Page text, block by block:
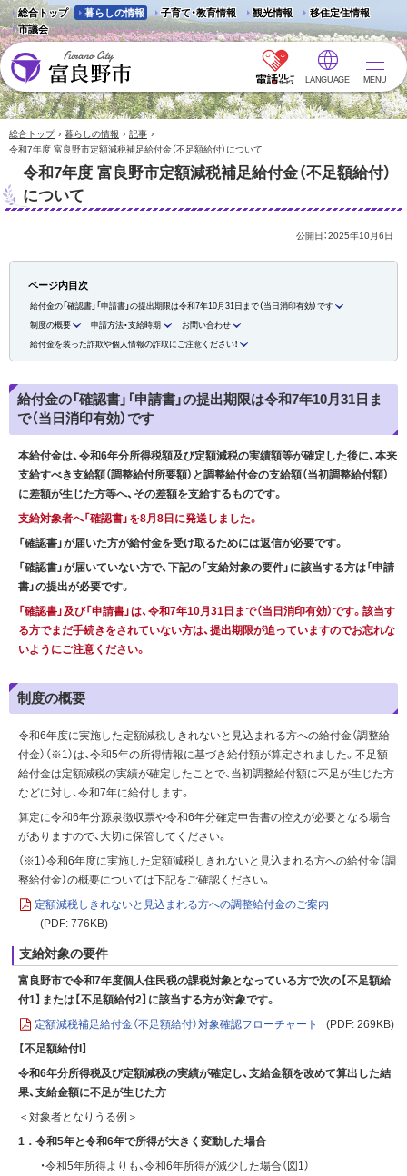
総合トップ 暮らしの情報 子育て・教育情報 観光情報
移住定住情報
市議会
富良野市 - Frano City
LANGUAGE MENU
総合トップ › 暮らしの情報 › 記事 ›
令和7年度 富良野市定額減税補足給付金（不足額給付）について
令和7年度 富良野市定額減税補足給付金（不足額給付）
について
公開日：2025年10月6日
ページ内目次
給付金の「確認書」「申請書」の提出期限は令和7年10月31日まで（当日消印有効）です
制度の概要 申請方法・支給時期 お問い合わせ
給付金を装った詐欺や個人情報の詐取にご注意ください！
給付金の「確認書」「申請書」の提出期限は令和7年10月31日ま
で（当日消印有効）です
本給付金は、令和6年分所得税額及び定額減税の実績額等が確定した後に、本来
支給すべき支給額（調整給付所要額）と調整給付金の支給額（当初調整給付額）
に差額が生じた方等へ、その差額を支給するものです。
支給対象者へ「確認書」を8月8日に発送しました。
「確認書」が届いた方が給付金を受け取るためには返信が必要です。
「確認書」が届いていない方で、下記の「支給対象の要件」に該当する方は「申請
書」の提出が必要です。
「確認書」及び「申請書」は、令和7年10月31日まで（当日消印有効）です。該当す
る方でまだ手続きをされていない方は、提出期限が迫っていますのでお忘れな
いようにご注意ください。
制度の概要
令和6年度に実施した定額減税しきれないと見込まれる方への給付金（調整給
付金）（※1）は、令和5年の所得情報に基づき給付額が算定されました。不足額
給付金は定額減税の実績が確定したことで、当初調整給付額に不足が生じた方
などに対し、令和7年に給付します。
算定に令和6年分源泉徴収票や令和6年分確定申告書の控えが必要となる場合
がありますので、大切に保管してください。
（※1）令和6年度に実施した定額減税しきれないと見込まれる方への給付金（調
整給付金）の概要については下記をご確認ください。
定額減税しきれないと見込まれる方への調整給付金のご案内
(PDF: 776KB)
支給対象の要件
富良野市で令和7年度個人住民税の課税対象となっている方で次の【不足額給
付1】または【不足額給付2】に該当する方が対象です。
定額減税補足給付金（不足額給付）対象確認フローチャート
(PDF: 269KB)
【不足額給付I】
令和6年分所得税及び定額減税の実績が確定し、支給金額を改めて算出した結
果、支給金額に不足が生じた方
＜対象者となりうる例＞
1．令和5年と令和6年で所得が大きく変動した場合
・令和5年所得よりも、令和6年所得が減少した場合（図1）